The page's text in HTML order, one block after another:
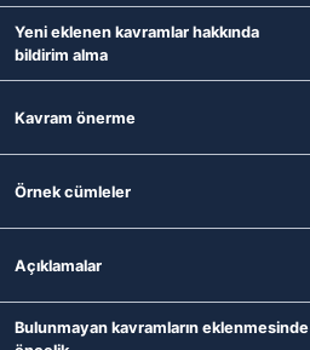
Yeni eklenen kavramlar hakkında
bildirim alma
Kavram önerme
Örnek cümleler
Açıklamalar
Bulunmayan kavramların eklenmesinde